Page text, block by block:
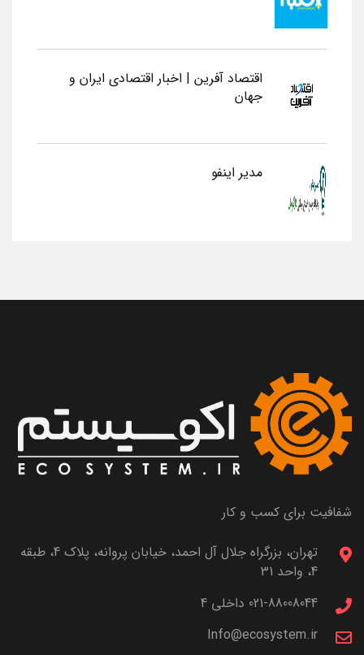
اقتصاد آفرین | اخبار اقتصادی ایران و
جهان
مدیر اینفو
شفافیت برای کسب و کار
تهران، بزرگراه جلال آل احمد، خیابان پروانه، پلاک 4، طبقه
4، واحد 31
021-88008044 داخلی 4
Info@ecosystem.ir